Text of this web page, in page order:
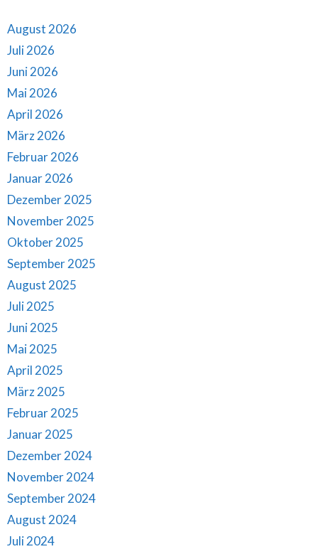
August 2026
Juli 2026
Juni 2026
Mai 2026
April 2026
März 2026
Februar 2026
Januar 2026
Dezember 2025
November 2025
Oktober 2025
September 2025
August 2025
Juli 2025
Juni 2025
Mai 2025
April 2025
März 2025
Februar 2025
Januar 2025
Dezember 2024
November 2024
September 2024
August 2024
Juli 2024